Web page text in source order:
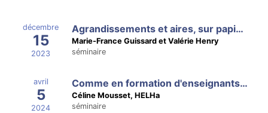
décembre
15
2023
Agrandissements et aires, sur papier ou écran tactile
Marie-France Guissard et Valérie Henry
séminaire
avril
5
2024
Comme en formation d'enseignants : sensibilisation aux malentendus scolaires en mathématiques
Céline Mousset, HELHa
séminaire